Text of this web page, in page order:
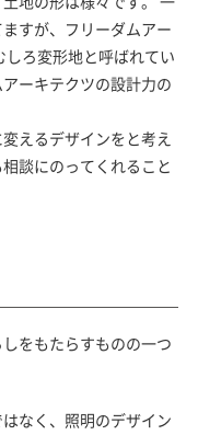
すが、フリーダムアー
ろ変形地と呼ばれてい
ーキテクツの設計力の
えるデザインをと考え
談にのってくれること
をもたらすものの一つ
なく、照明のデザイン